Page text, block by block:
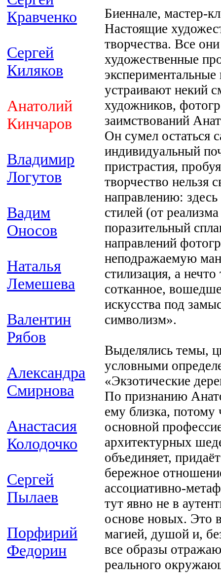
Кравченко
Сергей
Киляков
Анатолий
Кинчаров
Владимир
Логутов
Вадим
Оносов
Наталья
Лемешева
Валентин
Рябов
Александра
Смирнова
Анастасия
Колодочко
Сергей
Пылаев
Порфирий
Федорин
Биеннале, мастер-
Настоящие
творчества. Все
художественные
устраивают некий
художников,
заимствований
Он сумел остаться
индивидуальный
пристрастия,
творчество нельзя
направлению: здесь
стилей (от
поразительный
направлений
неподражаемую
стилизация, а
сотканное,
искусства под
символизм».
Выделялись темы,
условными
«Экзотические
По признанию
ему близка, потому
основной
архитектурных
объединяет,
бережное
ассоциативно-
тут явно не в
основе новых. Это
магией, душой и,
все образы
реального